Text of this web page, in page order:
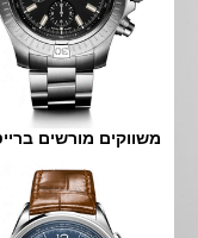
משווקים מורשים ברייטלינג